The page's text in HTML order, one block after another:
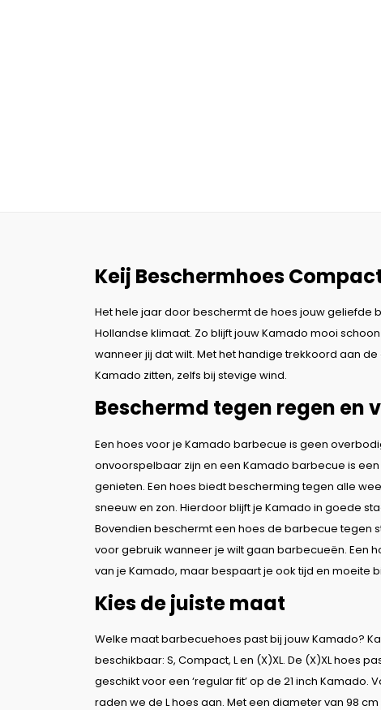
Keij Beschermhoes
Het hele jaar door beschermt de hoes jouw geliefde
Hollandse klimaat. Zo blijft jouw Kamado mooi
wanneer jij dat wilt. Met het handige trekkoord aan
Kamado zitten, zelfs bij stevige wind.
Beschermd tegen regen en
Een hoes voor je Kamado barbecue is geen
onvoorspelbaar zijn en een Kamado barbecue is
genieten. Een hoes biedt bescherming tegen alle
sneeuw en zon. Hierdoor blijft je Kamado in goede
Bovendien beschermt een hoes de barbecue tegen
voor gebruik wanneer je wilt gaan barbecueën. Een
van je Kamado, maar bespaart je ook tijd en moeite
Kies de juiste maat
Welke maat barbecuehoes past bij jouw Kamado?
beschikbaar: S, Compact, L en (X)XL. De (X)XL hoes
geschikt voor een ‘regular fit’ op de 21 inch Kamado.
raden we de L hoes aan. Met een diameter van 98 cm